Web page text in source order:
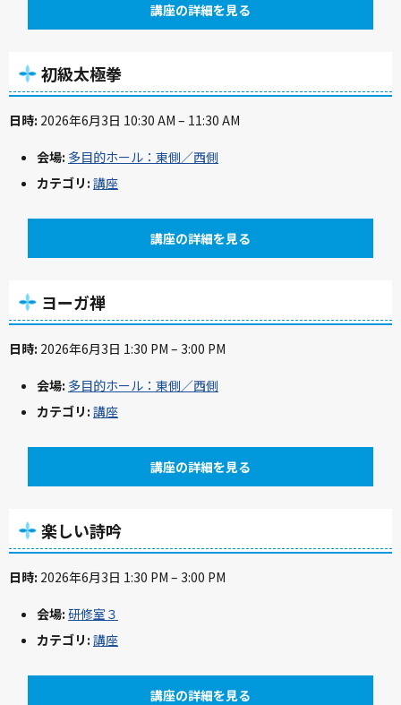
講座の詳細を見る
初級太極拳
日時: 2026年6月3日 10:30 AM – 11:30 AM
会場: 多目的ホール：東側／西側
カテゴリ: 講座
講座の詳細を見る
ヨーガ禅
日時: 2026年6月3日 1:30 PM – 3:00 PM
会場: 多目的ホール：東側／西側
カテゴリ: 講座
講座の詳細を見る
楽しい詩吟
日時: 2026年6月3日 1:30 PM – 3:00 PM
会場: 研修室３
カテゴリ: 講座
講座の詳細を見る